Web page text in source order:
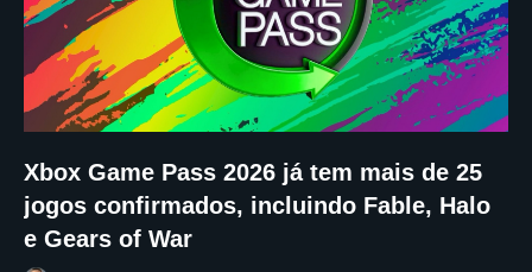
Xbox Game Pass 2026 já tem mais de 25
jogos confirmados, incluindo Fable, Halo
e Gears of War